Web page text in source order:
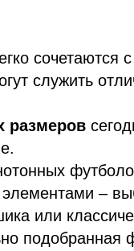
сочетаются
служить
размеров
–
или
подобранная